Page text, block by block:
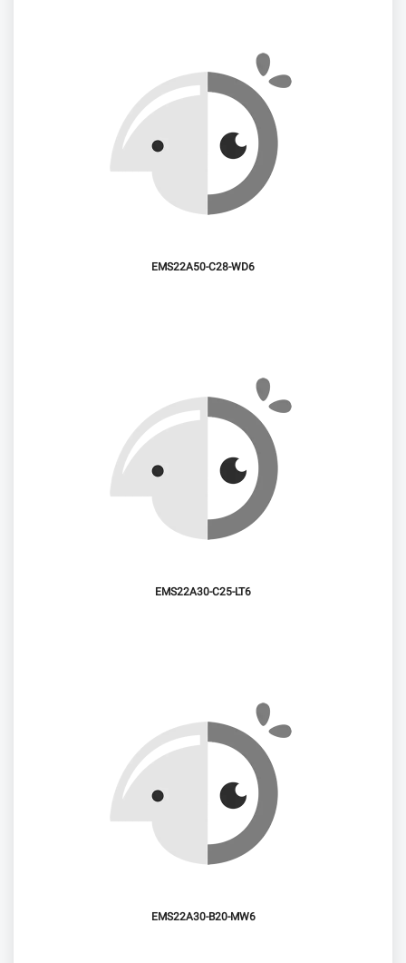
EMS22A50-C28-WD6
EMS22A30-C25-LT6
EMS22A30-B20-MW6